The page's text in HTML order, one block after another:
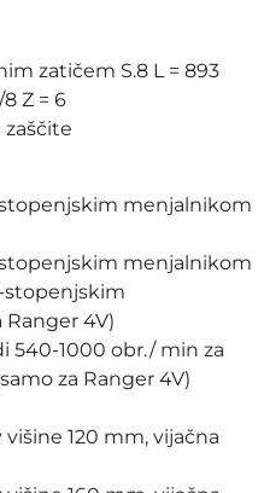
zatičem S.8 L = 893
Z = 6
menjalnikom
menjalnikom
stopenjskim
4V)
540-1000 obr./ min za
za Ranger 4V)
120 mm, vijačna